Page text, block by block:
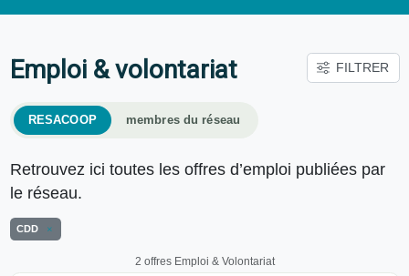
Emploi & volontariat FILTRER
RESACOOP membres du réseau
Retrouvez ici toutes les offres d’emploi publiées par
le réseau.
CDD
2 offres Emploi & Volontariat